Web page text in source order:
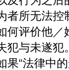
者所无法控
何评价他／
犯与未遂犯
果“法律中